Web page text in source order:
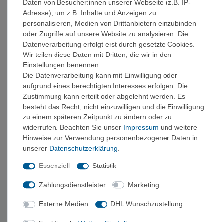
dass der Heizdraht entlang den Fingern verläuft und
dadurch die ganze Hand warm gehalten wird. Der Akku ist
in speziellen Taschen in den Handschuhen integriert.
Die Wärme lässt sich mit dem außen angebrachten
Eigenschaften:
Flexible Heizdrähte entlang den Fingern
3 stufig einstellbare Heizleistung
Druckknopfbetätigung
Klein, leicht und kompakt (50x70x10mm)
Technische Daten
Daten von Besucher:innen unserer Webseite (z.B. IP-
Adresse), um z.B. Inhalte und Anzeigen zu
personalisieren, Medien von Drittanbietern einzubinden
oder Zugriffe auf unsere Website zu analysieren. Die
Datenverarbeitung erfolgt erst durch gesetzte Cookies.
Wir teilen diese Daten mit Dritten, die wir in den
Einstellungen benennen.
Die Datenverarbeitung kann mit Einwilligung oder
aufgrund eines berechtigten Interesses erfolgen. Die
Zustimmung kann erteilt oder abgelehnt werden. Es
besteht das Recht, nicht einzuwilligen und die Einwilligung
zu einem späteren Zeitpunkt zu ändern oder zu
widerrufen. Beachten Sie unser Impressum und weitere
Hinweise zur Verwendung personenbezogener Daten in
unserer Daten­schutz­erklärung.
Essenziell Statistik
Zahlungsdienstleister Marketing
Externe Medien DHL Wunschzustellung